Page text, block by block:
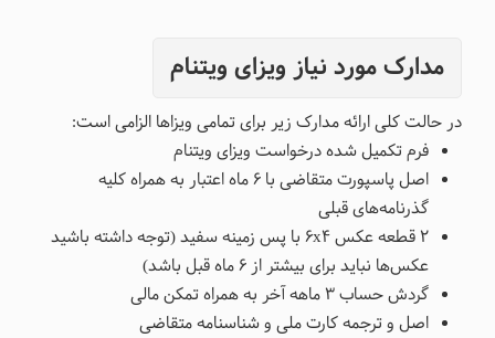
مدارک مورد نیاز ویزای ویتنام
در حالت کلی ارائه مدارک زیر برای تمامی ویزاها الزامی است:
فرم تکمیل شده درخواست ویزای ویتنام
اصل پاسپورت متقاضی با ۶ ماه اعتبار به همراه کلیه
گذرنامه‌های قبلی
۲ قطعه عکس ۶x۴ با پس زمینه سفید (توجه داشته باشید
عکس‌ها نباید برای بیشتر از ۶ ماه قبل باشد)
گردش حساب ۳ ماهه آخر به همراه تمکن مالی
اصل و ترجمه کارت ملی و شناسنامه متقاضی